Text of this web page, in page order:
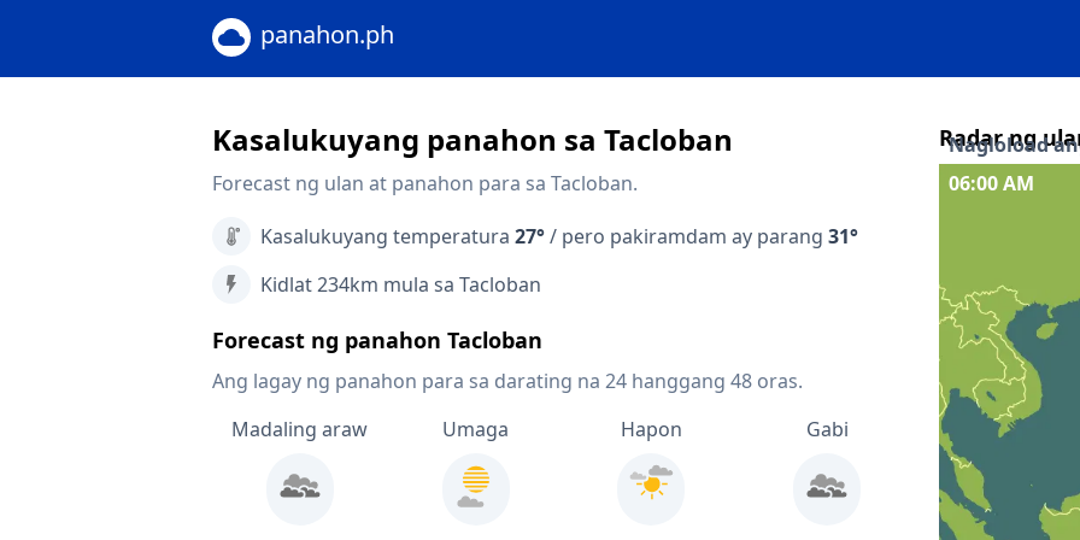
panahon.ph
Kasalukuyang panahon sa Tacloban
Forecast ng ulan at panahon para sa Tacloban.
Kasalukuyang temperatura 27°/ pero pakiramdam ay parang 31°
Kidlat 234km mula sa Tacloban
Forecast ng panahon Tacloban
Ang lagay ng panahon para sa darating na 24 hanggang 48 oras.
Madaling araw
Umaga Hapon Gabi
Radar ng
Nagloload
06:00 AM
Interaktibong
Forecast sa
Forecast sa
Radar ng
Mapa ng
Mga kalapit